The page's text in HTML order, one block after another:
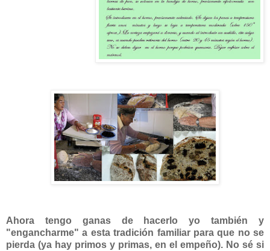
Ahora tengo ganas de hacerlo yo también y
"engancharme" a esta tradición familiar para que no se
pierda (ya hay primos y primas, en el empeño). No sé si